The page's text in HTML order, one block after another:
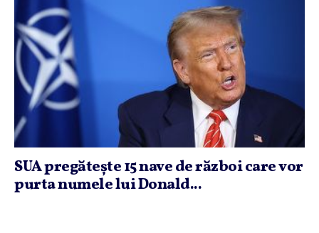
SUA pregăteşte 15 nave de război care vor
purta numele lui Donald...